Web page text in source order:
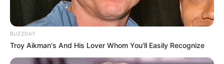
BUZZDAY
Troy Aikman's And His Lover Whom You'll Easily Recognize